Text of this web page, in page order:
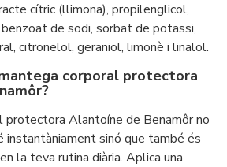
cítric (llimona), propilenglicol,
de sodi, sorbat de potassi,
citronelol, geraniol, limonè i linalol.
corporal protectora
protectora Alantoíne de Benamôr no
instantàniament sinó que també és
la teva rutina diària. Aplica una